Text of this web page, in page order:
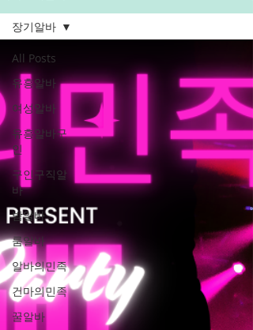
All Posts
유흥알바
여성알바
유흥알바구
인
구인구직알
바
밤알바
룸알바
알바의민족
건마의민족
꿀알바
장기알바